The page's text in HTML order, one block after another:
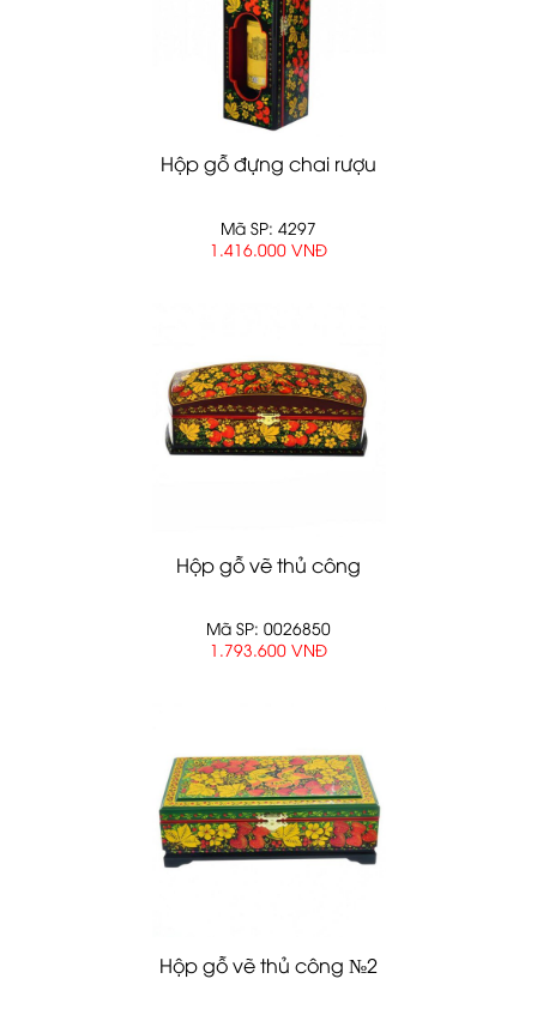
Hộp gỗ đựng chai rượu
Mã SP: 4297
1.416.000 VNĐ
Hộp gỗ vẽ thủ công
Mã SP: 0026850
1.793.600 VNĐ
Hộp gỗ vẽ thủ công №2